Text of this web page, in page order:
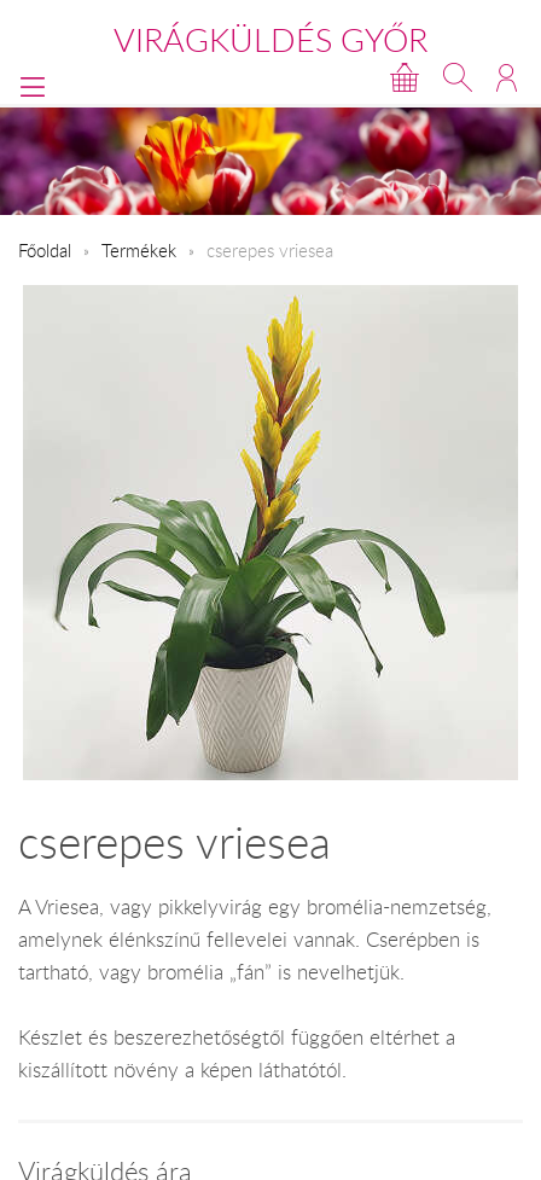
VIRÁGKÜLDÉS GYŐR
Főoldal Termékek cserepes vriesea
cserepes vriesea
A Vriesea, vagy pikkelyvirág egy bromélia-nemzetség,
amelynek élénkszínű fellevelei vannak. Cserépben is
tartható, vagy bromélia „fán” is nevelhetjük.
Készlet és beszerezhetőségtől függően eltérhet a
kiszállított növény a képen láthatótól.
Virágküldés ára